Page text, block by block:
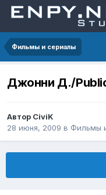
Фильмы и сериалы
Джонни Д./
Автор CiviK
28 июня, 2009 в Фильмы